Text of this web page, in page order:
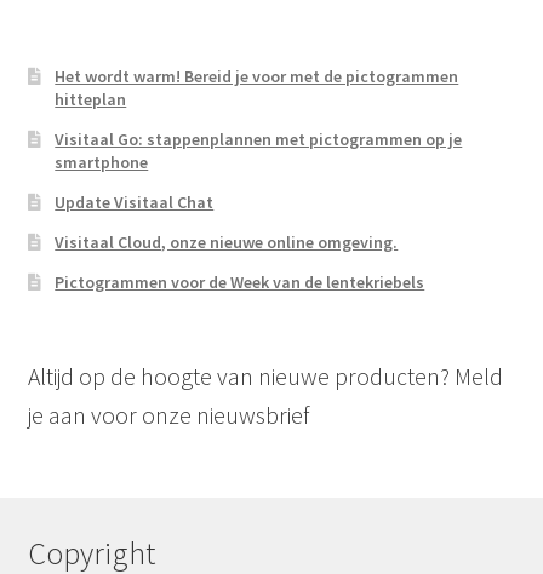
Het wordt warm! Bereid je voor met de pictogrammen
hitteplan
Visitaal Go: stappenplannen met pictogrammen op je
smartphone
Update Visitaal Chat
Visitaal Cloud, onze nieuwe online omgeving.
Pictogrammen voor de Week van de lentekriebels
Altijd op de hoogte van nieuwe producten? Meld
je aan voor onze nieuwsbrief
Copyright